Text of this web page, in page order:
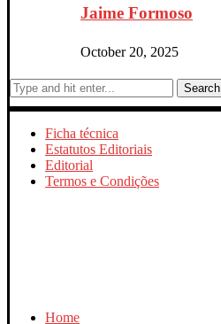
Jaime Formoso
October 20, 2025
Search
Ficha técnica
Estatutos Editoriais
Editorial
Termos e Condições
Home